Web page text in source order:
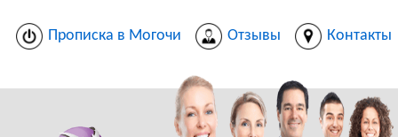
Прописка в Могочи Отзывы Контакты